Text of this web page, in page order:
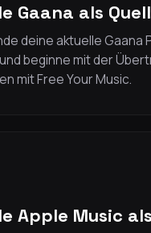
Gaana als
deine aktuelle Gaana
beginne mit der
mit Free Your Music.
Apple Music